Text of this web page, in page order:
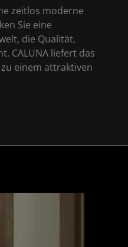
zeitlos moderne
Sie eine
die Qualität,
CALUNA liefert das
einem attraktiven